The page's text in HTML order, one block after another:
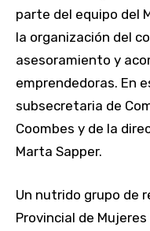
parte del equipo del
la organización del
asesoramiento y
emprendedoras. En
subsecretaria de
Coombes y de la
Marta Sapper.
Un nutrido grupo de
Provincial de